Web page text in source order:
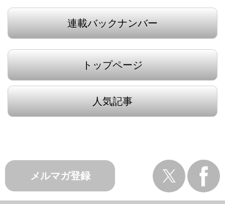
連載バックナンバー
トップページ
人気記事
メルマガ登録